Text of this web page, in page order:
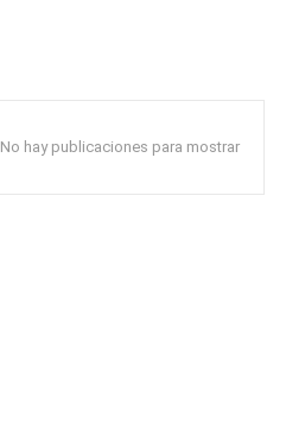
No hay publicaciones para mostrar